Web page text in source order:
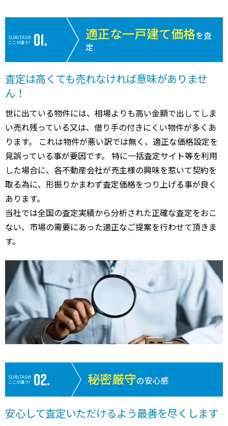
SUMiTASの
ここが違う!
適正な一戸建て価格を査
定
査定は高くても売れなければ意味がありませ
ん！
世に出ている物件には、相場よりも高い金額で出してしま
い売れ残っている又は、借り手の付きにくい物件が多くあ
ります。 これは物件が悪い訳では無く、適正な価格設定を
見誤っている事が要因です。 特に一括査定サイト等を利用
した場合に、各不動産会社が売主様の興味を惹いて契約を
取る為に、形振りかまわず査定価格をつり上げる事が良く
あります。
当社では全国の査定実績から分析された正確な査定をおこ
ない、市場の需要にあった適正なご提案を行わせて頂きま
す。
SUMiTASの
ここが違う!
秘密厳守の安心感
安心して査定いただけるよう最善を尽くします